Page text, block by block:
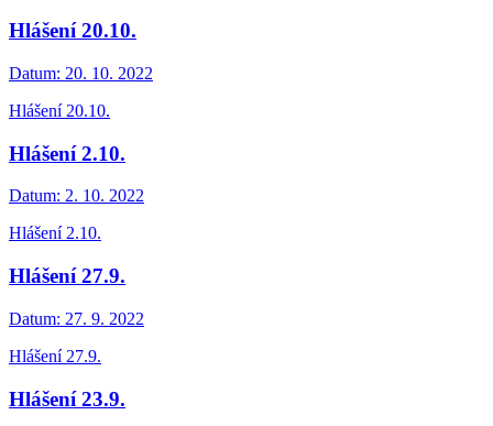
Hlášení 20.10.
Datum: 20. 10. 2022
Hlášení 20.10.
Hlášení 2.10.
Datum: 2. 10. 2022
Hlášení 2.10.
Hlášení 27.9.
Datum: 27. 9. 2022
Hlášení 27.9.
Hlášení 23.9.